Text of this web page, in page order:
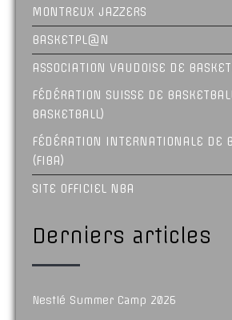
MONTREUX JAZZERS
BASKETPL@N
ASSOCIATION VAUDOISE DE
FÉDÉRATION SUISSE DE
BASKETBALL)
FÉDÉRATION INTERNATIONALE DE
(FIBA)
SITE OFFICIEL NBA
Derniers articles
Nestlé Summer Camp 2026